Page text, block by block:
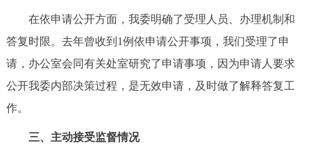
在依申请公开方面，我委明确了受理人员、办理机制和
答复时限。去年曾收到1例依申请公开事项，我们受理了申
请，办公室会同有关处室研究了申请事项，因为申请人要求
公开我委内部决策过程，是无效申请，及时做了解释答复工
作。
三、主动接受监督情况